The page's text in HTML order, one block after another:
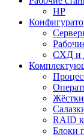
HP
СХД и
RAID
Блоки